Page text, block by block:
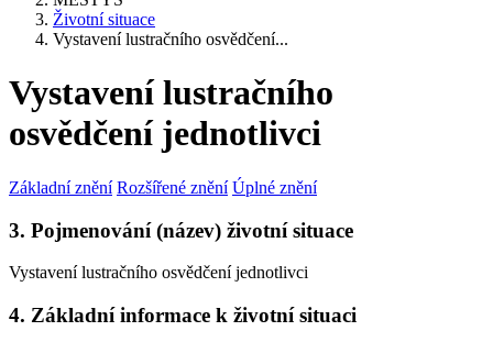
Životní situace
Vystavení lustračního osvědčení...
Vystavení lustračního
osvědčení jednotlivci
Základní znění Rozšířené znění Úplné znění
3. Pojmenování (název) životní situace
Vystavení lustračního osvědčení jednotlivci
4. Základní informace k životní situaci